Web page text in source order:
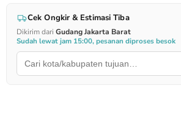
Cek Ongkir & Estimasi Tiba
Dikirim dari Gudang Jakarta Barat
Sudah lewat jam 15:00, pesanan diproses besok